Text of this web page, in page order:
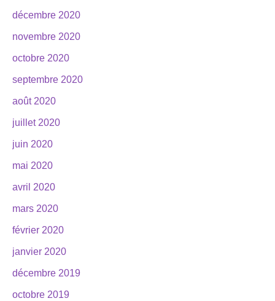
décembre 2020
novembre 2020
octobre 2020
septembre 2020
août 2020
juillet 2020
juin 2020
mai 2020
avril 2020
mars 2020
février 2020
janvier 2020
décembre 2019
octobre 2019